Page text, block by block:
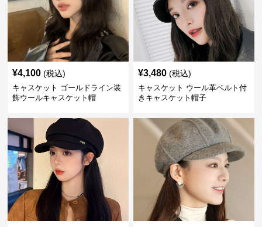
¥4,100 (税込)
キャスケット ゴールドライン装
飾ウールキャスケット帽
¥3,480 (税込)
キャスケット ウール革ベルト付
きキャスケット帽子